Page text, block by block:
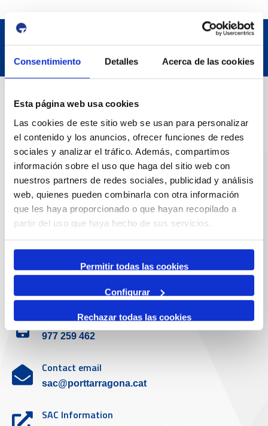
Consentimiento Detalles Acerca de las cookies
Esta página web usa cookies
Las cookies de este sitio web se usan para personalizar
el contenido y los anuncios, ofrecer funciones de redes
sociales y analizar el tráfico. Además, compartimos
información sobre el uso que haga del sitio web con
nuestros partners de redes sociales, publicidad y análisis
web, quienes pueden combinarla con otra información
que les haya proporcionado o que hayan recopilado a
partir del uso que haya hecho de sus servicios.
Permitir todas las cookies
Configurar
Rechazar todas las cookies
Contact
Adreça
Passeig de l'Escullera s/n, 43004 Tarragona
Contact number
977 259 400
Emergency
(+34) 900 229 900
Customer service
Contact phone
977 259 462
Contact email
sac@porttarragona.cat
SAC Information